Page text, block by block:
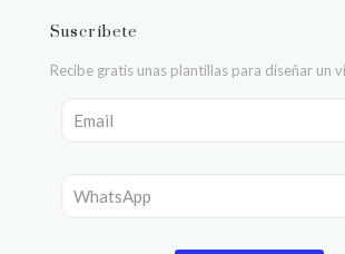
Suscríbete
Recibe gratis unas plantillas para diseñar un